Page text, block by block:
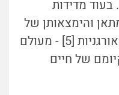
רדוד תת קרקעי [4]. בעוד מדידות
והימצאותן של
תרכובות הדומות לתרכובות אורגניות [5] - מעולם
של חיים